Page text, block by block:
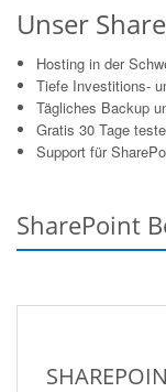
Unser
Hosting in der
Tiefe Investitions-
Tägliches Backup
Gratis 30 Tage
Support für
SharePoint